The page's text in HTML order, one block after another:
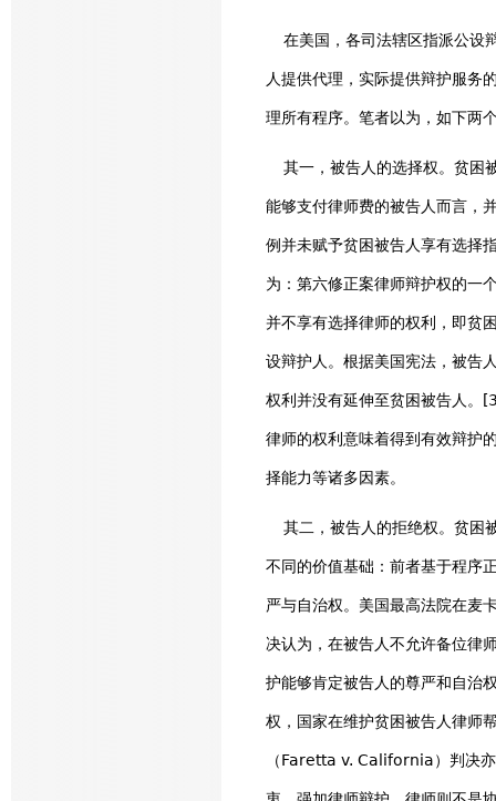
在美国，各司法辖区指派公设
人提供代理，实际提供辩护服务
理所有程序。笔者以为，如下两
其一，被告人的选择权。贫困
能够支付律师费的被告人而言，
例并未赋予贫困被告人享有选择
为：第六修正案律师辩护权的一
并不享有选择律师的权利，即贫
设辩护人。根据美国宪法，被告
权利并没有延伸至贫困被告人。
律师的权利意味着得到有效辩护
择能力等诸多因素。
其二，被告人的拒绝权。贫困
不同的价值基础：前者基于程序
严与自治权。美国最高法院在麦
决认为，在被告人不允许备位
护能够肯定被告人的尊严和自治
权，国家在维护贫困被告人律师
（Faretta v. California）判决